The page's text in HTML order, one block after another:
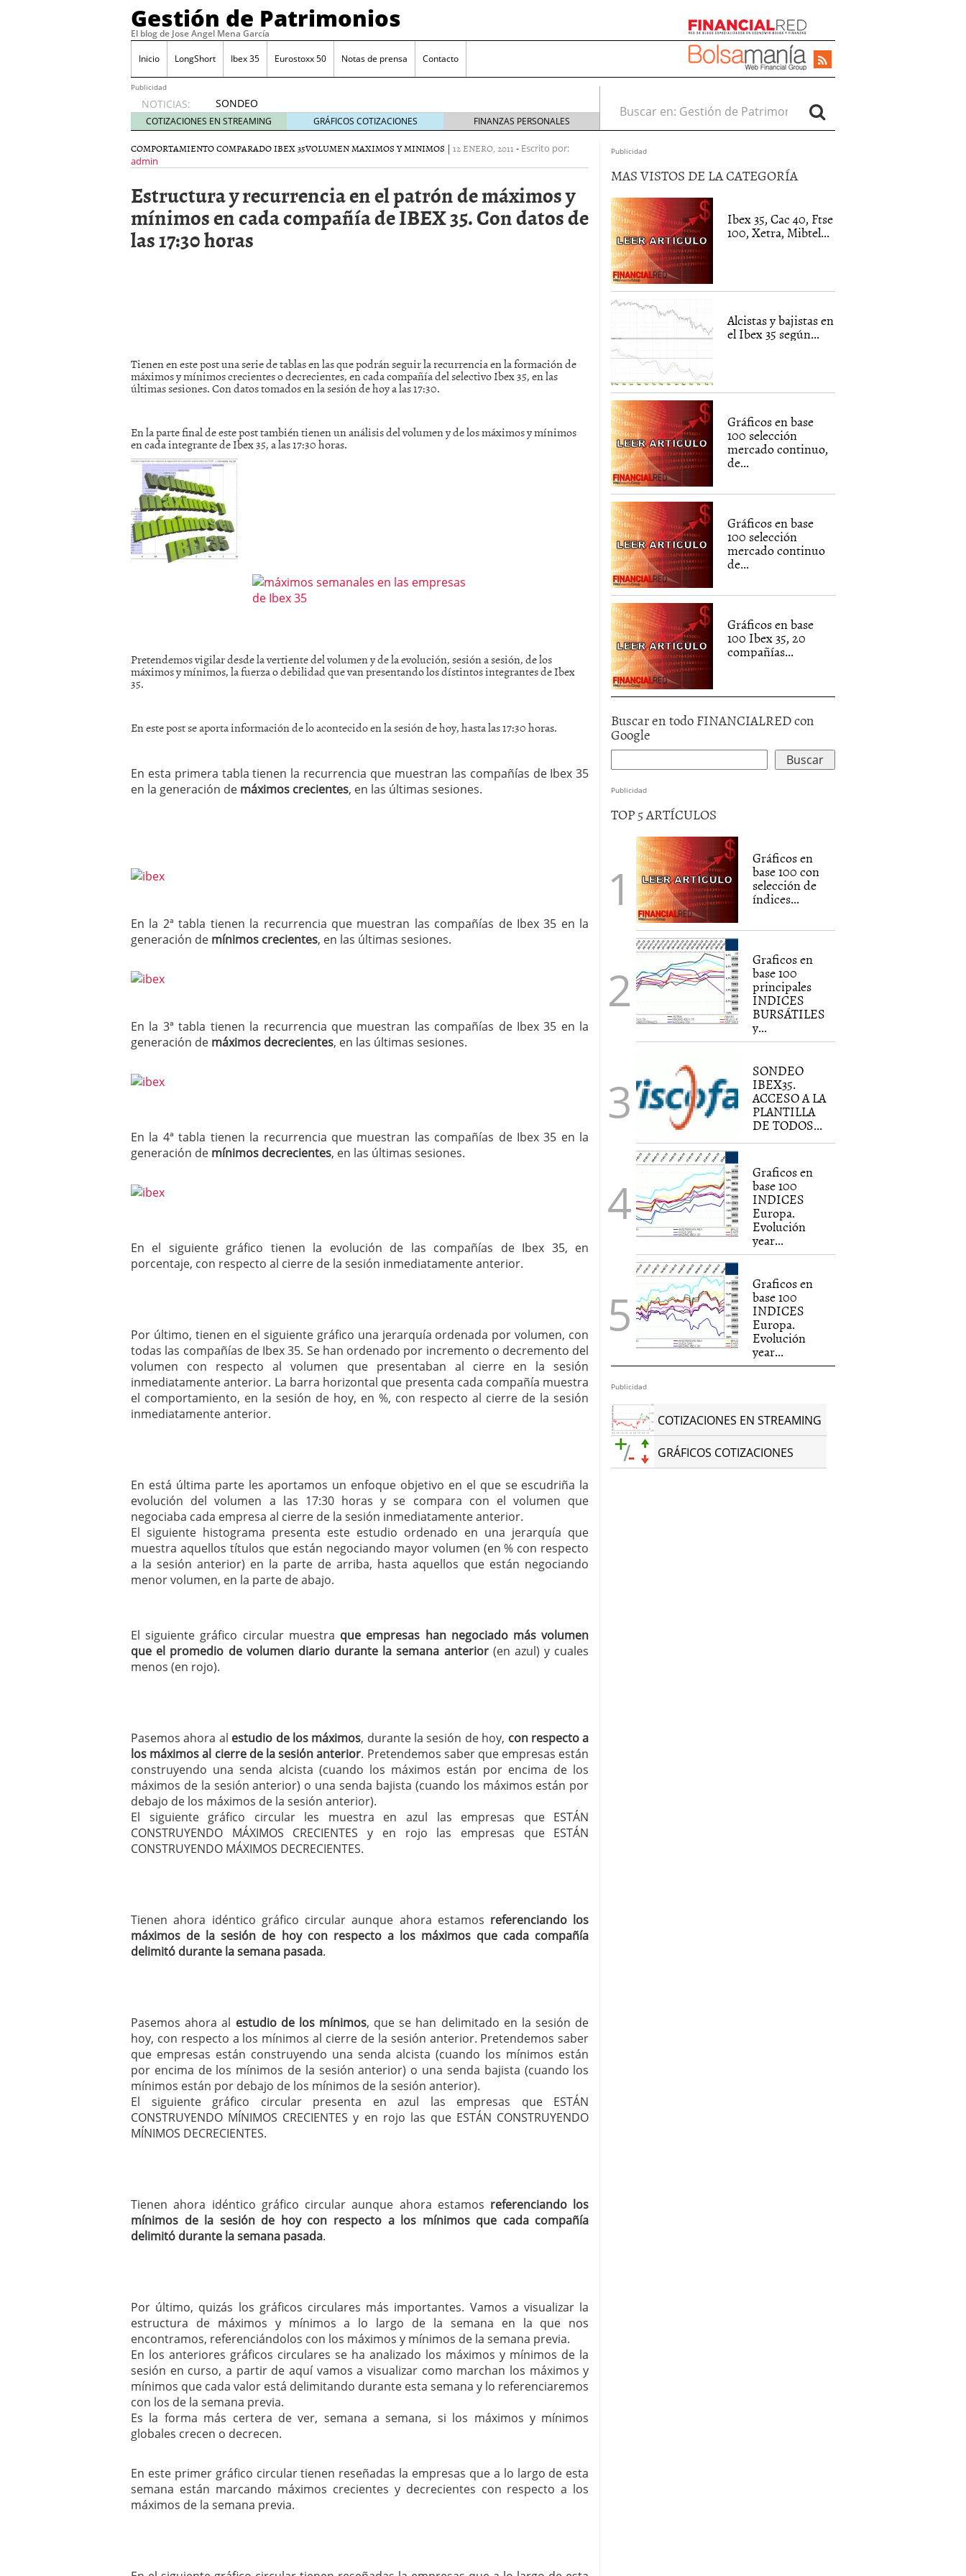
Gestión de Patrimonios
El blog de Jose Angel Mena García
Inicio LongShort Ibex 35 Eurostoxx 50 Notas de prensa Contacto
Publicidad
NOTICIAS:
SONDEO
IBEX35.
ACCESO
A LA
TODOS
LOS
VALORES
IBEX35
y a?n tienen recorrido adicional mayo 24, 2013
CATALEJO SOBRE IBEX35. TERMOMETROS. Aún con recorrido a la baja para
alcanzar la zona de sobreventa y entonces si se podría apostar por un
COTIZACIONES EN STREAMING GRÁFICOS COTIZACIONES FINANZAS PERSONALES
Buscar en:
COMPORTAMIENTO COMPARADO IBEX 35VOLUMEN MAXIMOS Y MINIMOS | 12 ENERO, 2011 - Escrito por:
admin
Estructura y recurrencia en el patrón de máximos y
mínimos en cada compañía de IBEX 35. Con datos de
las 17:30 horas
Tienen en este post una serie de tablas en las que podrán seguir la recurrencia en la formación de
máximos y mínimos crecientes o decrecientes, en cada compañía del selectivo Ibex 35, en las
últimas sesiones. Con datos tomados en la sesión de hoy a las 17:30.
En la parte final de este post también tienen un análisis del volumen y de los máximos y mínimos
en cada integrante de Ibex 35, a las 17:30 horas.
Pretendemos vigilar desde la vertiente del volumen y de la evolución, sesión a sesión, de los
máximos y mínimos, la fuerza o debilidad que van presentando los dístintos integrantes de Ibex
35.
En este post se aporta información de lo acontecido en la sesión de hoy, hasta las 17:30 horas.
En esta primera tabla tienen la recurrencia que muestran las compañías de Ibex 35
en la generación de máximos crecientes, en las últimas sesiones.
En la 2ª tabla tienen la recurrencia que muestran las compañías de Ibex 35 en la
generación de mínimos crecientes, en las últimas sesiones.
En la 3ª tabla tienen la recurrencia que muestran las compañías de Ibex 35 en la
generación de máximos decrecientes, en las últimas sesiones.
En la 4ª tabla tienen la recurrencia que muestran las compañías de Ibex 35 en la
generación de mínimos decrecientes, en las últimas sesiones.
En el siguiente gráfico tienen la evolución de las compañías de Ibex 35, en
porcentaje, con respecto al cierre de la sesión inmediatamente anterior.
Por último, tienen en el siguiente gráfico una jerarquía ordenada por volumen, con
todas las compañías de Ibex 35. Se han ordenado por incremento o decremento del
volumen con respecto al volumen que presentaban al cierre en la sesión
inmediatamente anterior. La barra horizontal que presenta cada compañía muestra
el comportamiento, en la sesión de hoy, en %, con respecto al cierre de la sesión
inmediatamente anterior.
En está última parte les aportamos un enfoque objetivo en el que se escudriña la
evolución del volumen a las 17:30 horas y se compara con el volumen que
negociaba cada empresa al cierre de la sesión inmediatamente anterior.
El siguiente histograma presenta este estudio ordenado en una jerarquía que
muestra aquellos títulos que están negociando mayor volumen (en % con respecto
a la sesión anterior) en la parte de arriba, hasta aquellos que están negociando
menor volumen, en la parte de abajo.
El siguiente gráfico circular muestra que empresas han negociado más volumen
que el promedio de volumen diario durante la semana anterior(en azul) y cuales
menos (en rojo).
Pasemos ahora al estudio de los máximos, durante la sesión de hoy, con respecto a
los máximos al cierre de la sesión anterior. Pretendemos saber que empresas están
construyendo una senda alcista (cuando los máximos están por encima de los
máximos de la sesión anterior) o una senda bajista (cuando los máximos están por
debajo de los máximos de la sesión anterior).
El siguiente gráfico circular les muestra en azul las empresas que ESTÁN
CONSTRUYENDO MÁXIMOS CRECIENTES y en rojo las empresas que ESTÁN
CONSTRUYENDO MÁXIMOS DECRECIENTES.
Tienen ahora idéntico gráfico circular aunque ahora estamos referenciando los
máximos de la sesión de hoy con respecto a los máximos que cada compañía
delimitó durante la semana pasada.
Pasemos ahora al estudio de los mínimos, que se han delimitado en la sesión de
hoy, con respecto a los mínimos al cierre de la sesión anterior. Pretendemos saber
que empresas están construyendo una senda alcista (cuando los mínimos están
por encima de los mínimos de la sesión anterior) o una senda bajista (cuando los
mínimos están por debajo de los mínimos de la sesión anterior).
El siguiente gráfico circular presenta en azul las empresas que ESTÁN
CONSTRUYENDO MÍNIMOS CRECIENTES y en rojo las que ESTÁN CONSTRUYENDO
MÍNIMOS DECRECIENTES.
Tienen ahora idéntico gráfico circular aunque ahora estamos referenciando los
mínimos de la sesión de hoy con respecto a los mínimos que cada compañía
delimitó durante la semana pasada.
Por último, quizás los gráficos circulares más importantes. Vamos a visualizar la
estructura de máximos y mínimos a lo largo de la semana en la que nos
encontramos, referenciándolos con los máximos y mínimos de la semana previa.
En los anteriores gráficos circulares se ha analizado los máximos y mínimos de la
sesión en curso, a partir de aquí vamos a visualizar como marchan los máximos y
mínimos que cada valor está delimitando durante esta semana y lo referenciaremos
con los de la semana previa.
Es la forma más certera de ver, semana a semana, si los máximos y mínimos
globales crecen o decrecen.
En este primer gráfico circular tienen reseñadas la empresas que a lo largo de esta
semana están marcando máximos crecientes y decrecientes con respecto a los
máximos de la semana previa.
Publicidad
MAS VISTOS DE LA CATEGORÍA
Ibex 35, Cac 40, Ftse
100, Xetra, Mibtel...
Alcistas y bajistas en
el Ibex 35 según...
Gráficos en base
100 selección
mercado continuo,
de...
Gráficos en base
100 selección
mercado continuo
de...
Gráficos en base
100 Ibex 35, 20
compañías...
Buscar en todo FINANCIALRED con
Google
Publicidad
TOP 5 ARTÍCULOS
Gráficos en
base 100 con
selección de
índices...
Graficos en
base 100
principales
INDICES
BURSÁTILES
y...
SONDEO
IBEX35.
ACCESO A LA
PLANTILLA
DE TODOS...
Graficos en
base 100
INDICES
Europa.
Evolución
year...
Graficos en
base 100
INDICES
Europa.
Evolución
year...
Publicidad
COTIZACIONES EN STREAMING
GRÁFICOS COTIZACIONES